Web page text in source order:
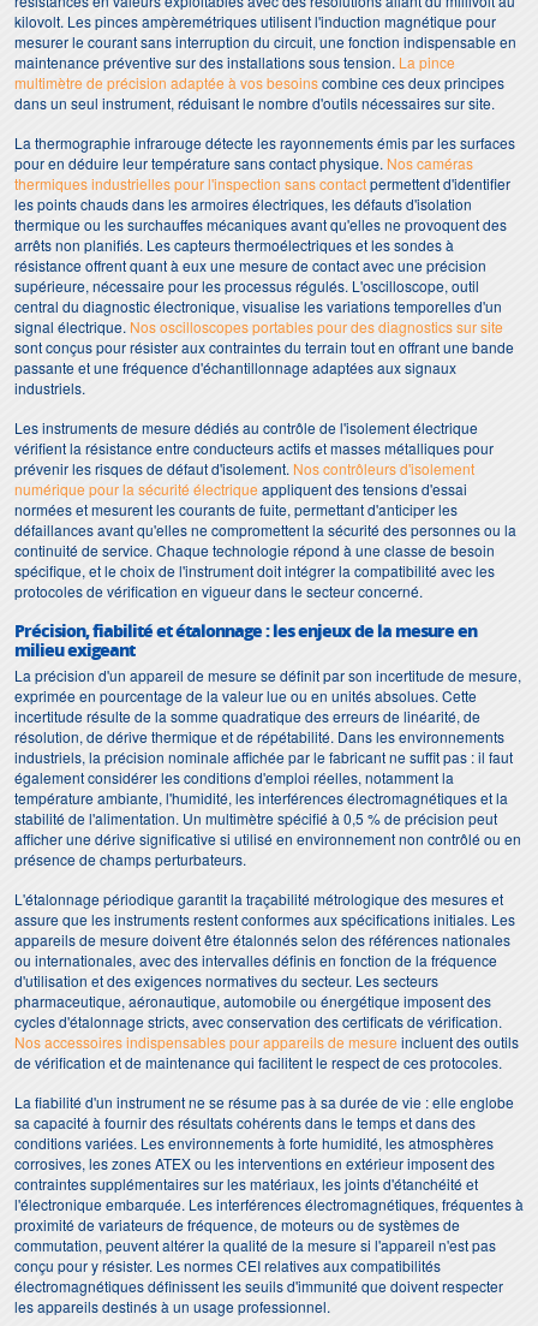
kilovolt. Les pinces ampèremétriques utilisent l'induction magnétique pour
mesurer le courant sans interruption du circuit, une fonction indispensable en
maintenance préventive sur des installations sous tension. La pince
multimètre de précision adaptée à vos besoinscombine ces deux principes
dans un seul instrument, réduisant le nombre d'outils nécessaires sur site.
La thermographie infrarouge détecte les rayonnements émis par les surfaces
pour en déduire leur température sans contact physique. Nos caméras
thermiques industrielles pour l'inspection sans contactpermettent d'identifier
les points chauds dans les armoires électriques, les défauts d'isolation
thermique ou les surchauffes mécaniques avant qu'elles ne provoquent des
arrêts non planifiés. Les capteurs thermoélectriques et les sondes à
résistance offrent quant à eux une mesure de contact avec une précision
supérieure, nécessaire pour les processus régulés. L'oscilloscope, outil
central du diagnostic électronique, visualise les variations temporelles d'un
signal électrique. Nos oscilloscopes portables pour des diagnostics sur site
sont conçus pour résister aux contraintes du terrain tout en offrant une bande
passante et une fréquence d'échantillonnage adaptées aux signaux
industriels.
Les instruments de mesure dédiés au contrôle de l'isolement électrique
vérifient la résistance entre conducteurs actifs et masses métalliques pour
prévenir les risques de défaut d'isolement. Nos contrôleurs d'isolement
numérique pour la sécurité électrique appliquent des tensions d'essai
normées et mesurent les courants de fuite, permettant d'anticiper les
défaillances avant qu'elles ne compromettent la sécurité des personnes ou la
continuité de service. Chaque technologie répond à une classe de besoin
spécifique, et le choix de l'instrument doit intégrer la compatibilité avec les
protocoles de vérification en vigueur dans le secteur concerné.
Précision, fiabilité et étalonnage : les enjeux de la mesure en
milieu exigeant
La précision d'un appareil de mesure se définit par son incertitude de mesure,
exprimée en pourcentage de la valeur lue ou en unités absolues. Cette
incertitude résulte de la somme quadratique des erreurs de linéarité, de
résolution, de dérive thermique et de répétabilité. Dans les environnements
industriels, la précision nominale affichée par le fabricant ne suffit pas : il faut
également considérer les conditions d'emploi réelles, notamment la
température ambiante, l'humidité, les interférences électromagnétiques et la
stabilité de l'alimentation. Un multimètre spécifié à 0,5 % de précision peut
afficher une dérive significative si utilisé en environnement non contrôlé ou en
présence de champs perturbateurs.
L'étalonnage périodique garantit la traçabilité métrologique des mesures et
assure que les instruments restent conformes aux spécifications initiales. Les
appareils de mesure doivent être étalonnés selon des références nationales
ou internationales, avec des intervalles définis en fonction de la fréquence
d'utilisation et des exigences normatives du secteur. Les secteurs
pharmaceutique, aéronautique, automobile ou énergétique imposent des
cycles d'étalonnage stricts, avec conservation des certificats de vérification.
Nos accessoires indispensables pour appareils de mesure incluent des outils
de vérification et de maintenance qui facilitent le respect de ces protocoles.
La fiabilité d'un instrument ne se résume pas à sa durée de vie : elle englobe
sa capacité à fournir des résultats cohérents dans le temps et dans des
conditions variées. Les environnements à forte humidité, les atmosphères
corrosives, les zones ATEX ou les interventions en extérieur imposent des
contraintes supplémentaires sur les matériaux, les joints d'étanchéité et
l'électronique embarquée. Les interférences électromagnétiques, fréquentes à
proximité de variateurs de fréquence, de moteurs ou de systèmes de
commutation, peuvent altérer la qualité de la mesure si l'appareil n'est pas
conçu pour y résister. Les normes CEI relatives aux compatibilités
électromagnétiques définissent les seuils d'immunité que doivent respecter
les appareils destinés à un usage professionnel.